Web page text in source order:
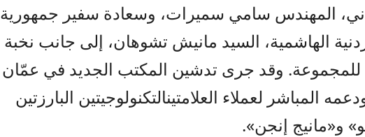
، المهندس سامي سميرات، وسعادة سفير جمهورية
الهاشمية، السيد مانيش تشوهان، إلى جانب نخبة
للمجموعة. وقد جرى تدشين المكتب الجديد في عمّان
المباشر لعملاء العلامتينالتكنولوجيتين البارزتين
و«مانيج إنجن».